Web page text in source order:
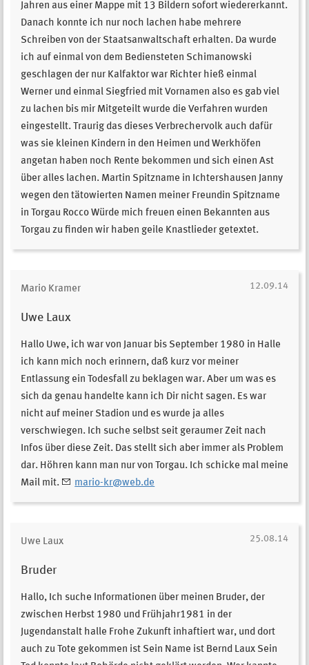
Jahren aus einer Mappe mit 13 Bildern sofort wiedererkannt.
Danach konnte ich nur noch lachen habe mehrere
Schreiben von der Staatsanwaltschaft erhalten. Da wurde
ich auf einmal von dem Bediensteten Schimanowski
geschlagen der nur Kalfaktor war Richter hieß einmal
Werner und einmal Siegfried mit Vornamen also es gab viel
zu lachen bis mir Mitgeteilt wurde die Verfahren wurden
eingestellt. Traurig das dieses Verbrechervolk auch dafür
was sie kleinen Kindern in den Heimen und Werkhöfen
angetan haben noch Rente bekommen und sich einen Ast
über alles lachen. Martin Spitzname in Ichtershausen Janny
wegen den tätowierten Namen meiner Freundin Spitzname
in Torgau Rocco Würde mich freuen einen Bekannten aus
Torgau zu finden wir haben geile Knastlieder getextet.
12.09.14
Mario Kramer
Uwe Laux
Hallo Uwe, ich war von Januar bis September 1980 in Halle
ich kann mich noch erinnern, daß kurz vor meiner
Entlassung ein Todesfall zu beklagen war. Aber um was es
sich da genau handelte kann ich Dir nicht sagen. Es war
nicht auf meiner Stadion und es wurde ja alles
verschwiegen. Ich suche selbst seit geraumer Zeit nach
Infos über diese Zeit. Das stellt sich aber immer als Problem
dar. Höhren kann man nur von Torgau. Ich schicke mal meine
Mail mit.
mario-kr@web.de
25.08.14
Uwe Laux
Bruder
Hallo, Ich suche Informationen über meinen Bruder, der
zwischen Herbst 1980 und Frühjahr1981 in der
Jugendanstalt halle Frohe Zukunft inhaftiert war, und dort
auch zu Tote gekommen ist Sein Name ist Bernd Laux Sein